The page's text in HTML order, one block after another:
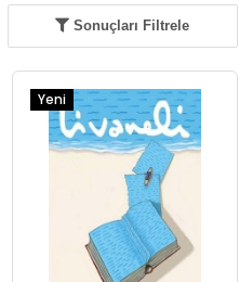
Sonuçları Filtrele
Yeni
Ürün